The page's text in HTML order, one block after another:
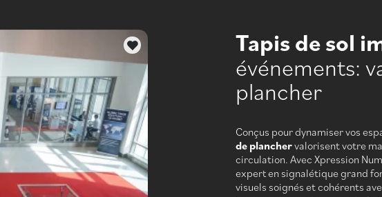
Kiosques d'exposition versatiles et
Location de kiosque
Louez votre kiosque grand format
Affichage grand formatTapis de sol
événements:
plancher
Conçus pour dynamiser vos
de planchervalorisent votre
circulation. Avec Xpression
expert en signalétique grand
visuels soignés et cohérents